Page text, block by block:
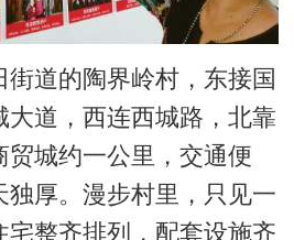
道的陶界岭村，东接国
大道，西连西城路，北靠
贸城约一公里，交通便
独厚。漫步村里，只见一
宅整齐排列，配套设施齐